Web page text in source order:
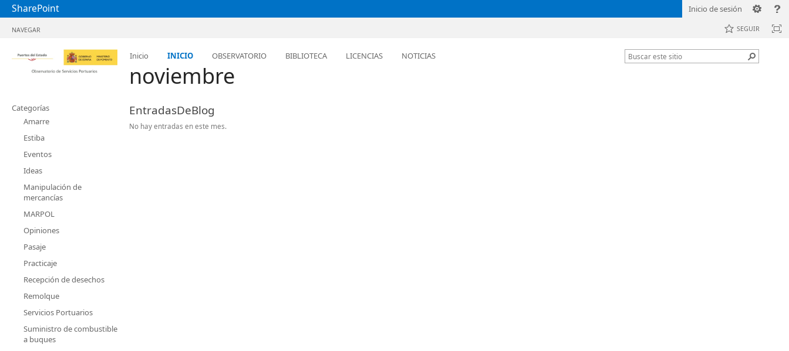
SharePoint Inicio de sesión
NAVEGAR SEGUIR
Inicio INICIO OBSERVATORIO BIBLIOTECA LICENCIAS NOTICIAS
noviembre
Categorías
Amarre
Estiba
Eventos
Ideas
Manipulación de
mercancías
MARPOL
Opiniones
Pasaje
Practicaje
Recepción de desechos
Remolque
Servicios Portuarios
Suministro de combustible
a buques
EntradasDeBlog
No hay entradas en este mes.